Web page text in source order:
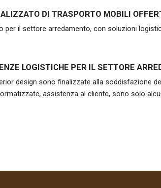
DI TRASPORTO MOBILI
il settore arredamento, con soluzioni
LOGISTICHE PER IL SETTORE
design sono finalizzate alla soddisfazione
assistenza al cliente, sono solo